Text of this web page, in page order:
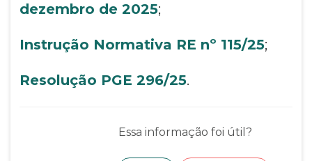
dezembro de 2025;
Instrução Normativa RE nº 115/25;
Resolução PGE 296/25.
Essa informação foi útil?